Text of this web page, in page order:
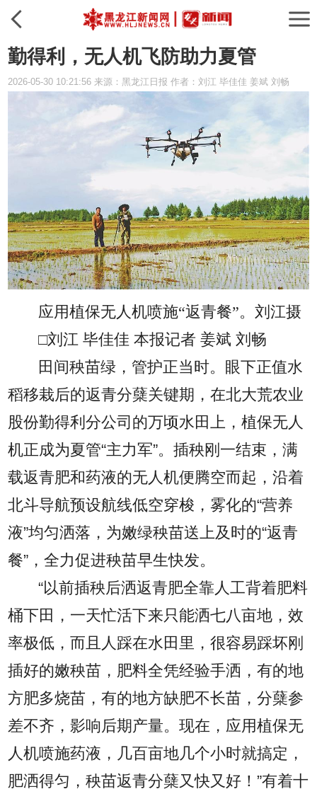
勤得利，无人机飞防助力夏管
2026-05-30 10:21:56 来源：黑龙江日报 作者：刘江 毕佳佳 姜斌 刘畅
应用植保无人机喷施“返青餐”。刘江摄
□刘江 毕佳佳 本报记者 姜斌 刘畅
田间秧苗绿，管护正当时。眼下正值水
稻移栽后的返青分蘖关键期，在北大荒农业
股份勤得利分公司的万顷水田上，植保无人
机正成为夏管“主力军”。插秧刚一结束，满
载返青肥和药液的无人机便腾空而起，沿着
北斗导航预设航线低空穿梭，雾化的“营养
液”均匀洒落，为嫩绿秧苗送上及时的“返青
餐”，全力促进秧苗早生快发。
“以前插秧后洒返青肥全靠人工背着肥料
桶下田，一天忙活下来只能洒七八亩地，效
率极低，而且人踩在水田里，很容易踩坏刚
插好的嫩秧苗，肥料全凭经验手洒，有的地
方肥多烧苗，有的地方缺肥不长苗，分蘖参
差不齐，影响后期产量。现在，应用植保无
人机喷施药液，几百亩地几个小时就搞定，
肥洒得匀，秧苗返青分蘖又快又好！”有着十